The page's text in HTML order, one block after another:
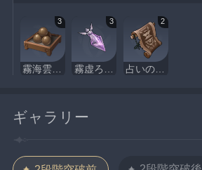
3
霧海雲間の鉛丹
3
霧虚ろの花粉
2
占いの絵巻
ギャラリー